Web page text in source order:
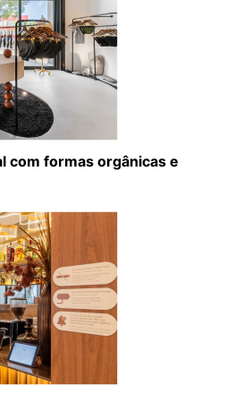
com formas orgânicas e